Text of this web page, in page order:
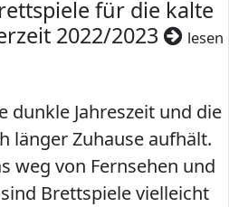
für die kalte
2022/2023
lesen
dunkle Jahreszeit und die
länger Zuhause aufhält.
weg von Fernsehen und
Brettspiele vielleicht